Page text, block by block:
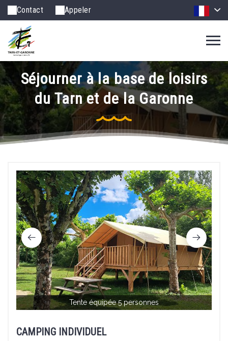
Contact Appeler
Séjourner à la base de loisirs
du Tarn et de la Garonne
Tente équipée 5 personnes
CAMPING INDIVIDUEL